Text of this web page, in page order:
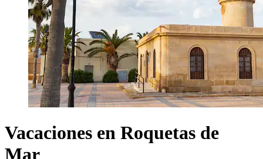
Vacaciones en Roquetas de
Mar